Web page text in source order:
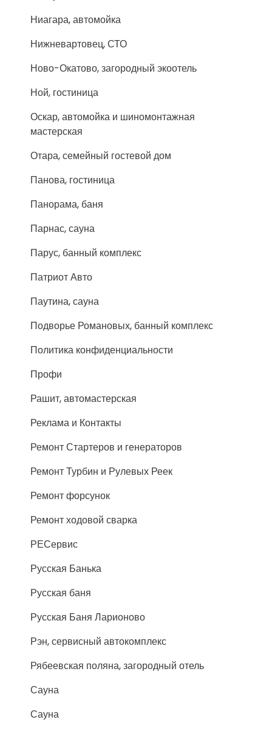
Ниагара, автомойка
Нижневартовец, СТО
Ново-Окатово, загородный экоотель
Ной, гостиница
Оскар, автомойка и шиномонтажная
мастерская
Отара, семейный гостевой дом
Панова, гостиница
Панорама, баня
Парнас, сауна
Парус, банный комплекс
Патриот Авто
Паутина, сауна
Подворье Романовых, банный комплекс
Политика конфиденциальности
Профи
Рашит, автомастерская
Реклама и Контакты
Ремонт Стартеров и генераторов
Ремонт Турбин и Рулевых Реек
Ремонт форсунок
Ремонт ходовой сварка
РЕСервис
Русская Банька
Русская баня
Русская Баня Ларионово
Рэн, сервисный автокомплекс
Рябеевская поляна, загородный отель
Сауна
Сауна